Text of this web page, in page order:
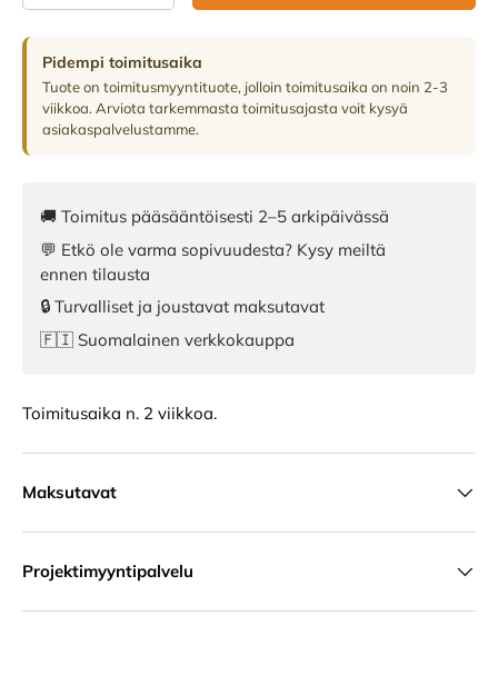
Pidempi toimitusaika
Tuote on toimitusmyyntituote, jolloin toimitusaika on noin 2-3
viikkoa. Arviota tarkemmasta toimitusajasta voit kysyä
asiakaspalvelustamme.
🚚 Toimitus pääsääntöisesti 2–5 arkipäivässä
💬 Etkö ole varma sopivuudesta? Kysy meiltä
ennen tilausta
🔒 Turvalliset ja joustavat maksutavat
🇫🇮 Suomalainen verkkokauppa
Toimitusaika n. 2 viikkoa.
Maksutavat
Projektimyyntipalvelu